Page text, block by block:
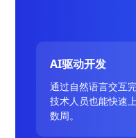
AI驱动开发
通过自然语言交互
技术人员也能快速
数周。